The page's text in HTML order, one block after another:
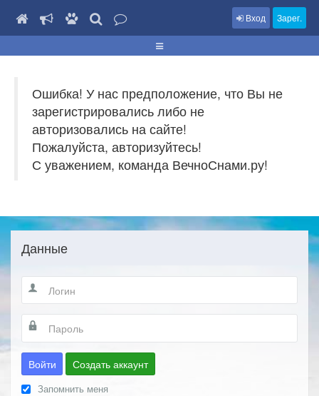
Вход Зарег.
Ошибка! У нас предположение, что Вы не
зарегистрировались либо не
авторизовались на сайте!
Пожалуйста, авторизуйтесь!
С уважением, команда ВечноСнами.ру!
Данные
Войти Создать аккаунт
Запомнить меня